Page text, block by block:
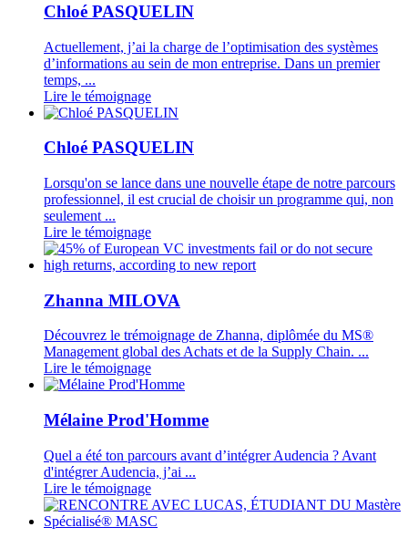
Chloé PASQUELIN
Actuellement, j’ai la charge de l’optimisation des systèmes
d’informations au sein de mon entreprise. Dans un premier
temps, ...
Lire le témoignage
Chloé PASQUELIN
Lorsqu'on se lance dans une nouvelle étape de notre parcours
professionnel, il est crucial de choisir un programme qui, non
seulement ...
Lire le témoignage
Zhanna MILOVA
Découvrez le trémoignage de Zhanna, diplômée du MS®
Management global des Achats et de la Supply Chain. ...
Lire le témoignage
Mélaine Prod'Homme
Quel a été ton parcours avant d’intégrer Audencia ? Avant
d'intégrer Audencia, j’ai ...
Lire le témoignage